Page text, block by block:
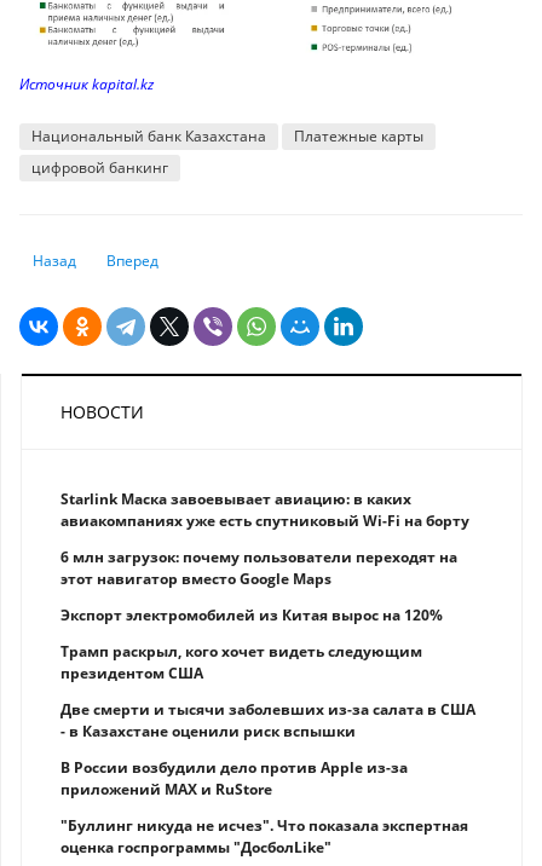
Источник kapital.kz
Национальный банк Казахстана
Платежные карты
цифровой банкинг
Предыдущий: Прогноз по банковскому сектору на 2024 г.: Страны
Назад Следующий: Страхование от катастрофических рисков:
Вперед
НОВОСТИ
Starlink Маска завоевывает авиацию: в каких
авиакомпаниях уже есть спутниковый Wi-Fi на борту
6 млн загрузок: почему пользователи переходят на
этот навигатор вместо Google Maps
Экспорт электромобилей из Китая вырос на 120%
Трамп раскрыл, кого хочет видеть следующим
президентом США
Две смерти и тысячи заболевших из-за салата в США
- в Казахстане оценили риск вспышки
В России возбудили дело против Apple из-за
приложений MAX и RuStore
"Буллинг никуда не исчез". Что показала экспертная
оценка госпрограммы "ДосболLike"